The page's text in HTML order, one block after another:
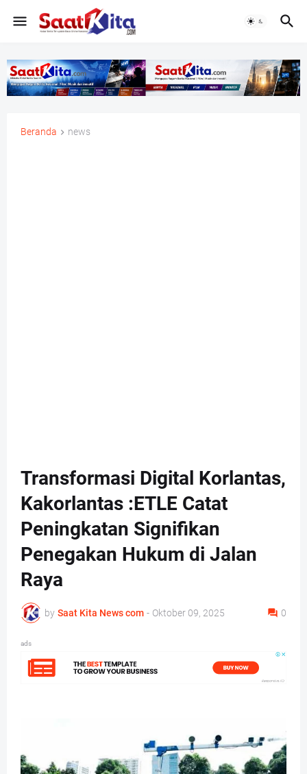
Beranda news
Transformasi Digital Korlantas,
Kakorlantas :ETLE Catat
Peningkatan Signifikan
Penegakan Hukum di Jalan
Raya
by Saat Kita News com - Oktober 09, 2025 0
ads